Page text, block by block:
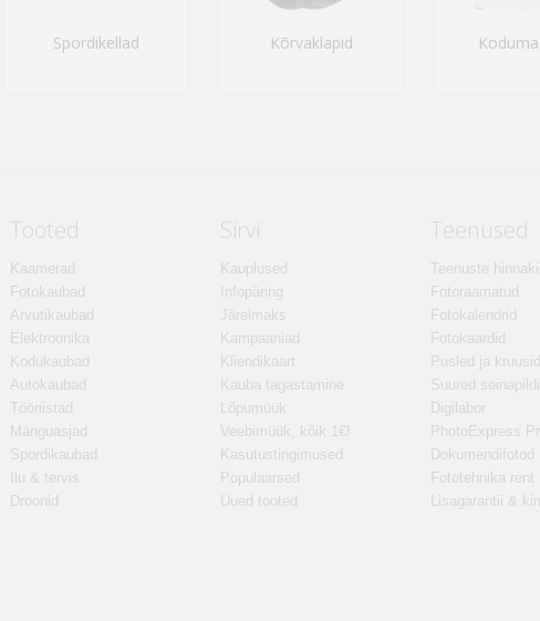
Spordikellad Kõrvaklapid
Tooted
Kaamerad
Fotokaubad
Arvutikaubad
Elektroonika
Kodukaubad
Autokaubad
Tööriistad
Mänguasjad
Spordikaubad
Ilu & tervis
Droonid
Sirvi
Kauplused
Infopäring
Järelmaks
Kampaaniad
Kliendikaart
Kauba tagastamine
Lõpumüük
Veebimüük, kõik 1€!
Kasutustingimused
Populaarsed
Uued tooted
Teenused
Teenuste
Fotoraamatud
Fotokalendrid
Fotokaardid
Pusled ja kruusid
Suured
Digilabor
PhotoExpress
Dokumendifotod
Fototehnika rent
Lisagarantii &